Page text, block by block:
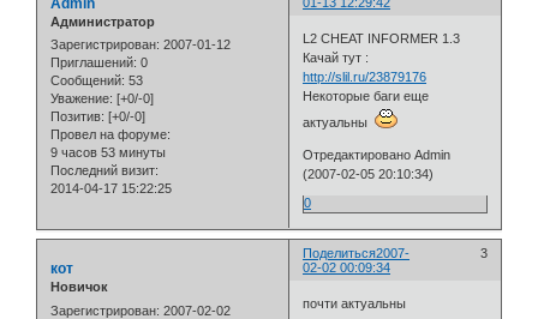
Admin
Администратор
Зарегистрирован: 2007-01-12
Приглашений: 0
Сообщений: 53
Уважение: [+0/-0]
Позитив: [+0/-0]
Провел на форуме:
9 часов 53 минуты
Последний визит:
2014-04-17 15:22:25
L2 CHEAT INFORMER 1.3
Качай тут :
http://slil.ru/23879176
Некоторые баги еще
актуальны
Отредактировано Admin
(2007-02-05 20:10:34)
0
Поделиться 3
2007-
02-02 00:09:34
кот
Новичок
Зарегистрирован: 2007-02-02
почти актуальны